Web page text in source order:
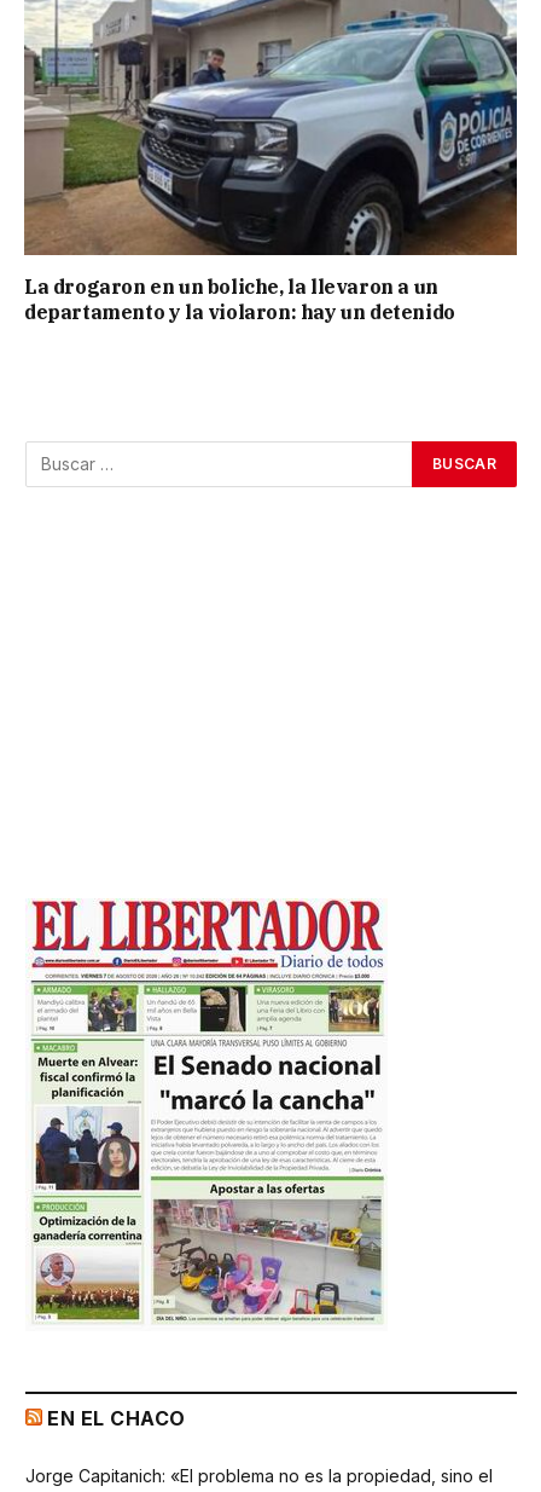
La drogaron en un boliche, la llevaron a un
departamento y la violaron: hay un detenido
EN EL CHACO
Jorge Capitanich: «El problema no es la propiedad, sino el